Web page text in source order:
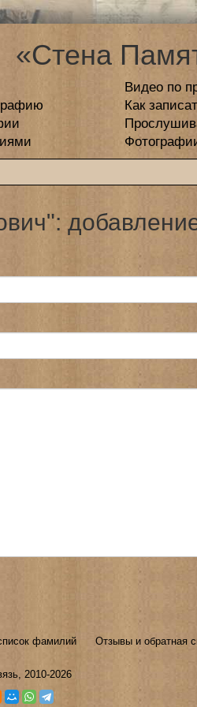
«Стена
Видео по
Как
фамилий Отзывы и обратная
, 2010-2026